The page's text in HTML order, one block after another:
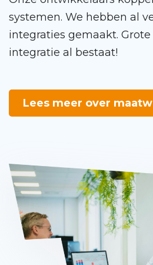
systemen. We hebben al
integraties gemaakt.
integratie al bestaat!
Lees meer over